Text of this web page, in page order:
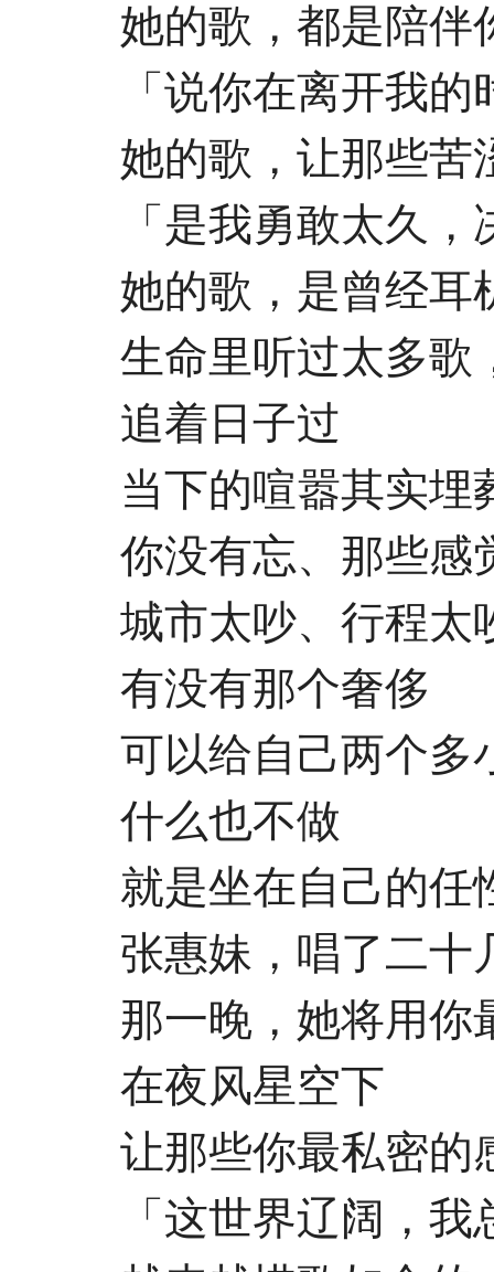
她的歌，都是陪伴
「说你在离开我的
她的歌，让那些苦
「是我勇敢太久，
她的歌，是曾经耳
生命里听过太多歌
追着日子过
当下的喧嚣其实埋
你没有忘、那些感
城市太吵、行程太
有没有那个奢侈
可以给自己两个多
什么也不做
就是坐在自己的任
张惠妹，唱了二十
那一晚，她将用你
在夜风星空下
让那些你最私密的
「这世界辽阔，我